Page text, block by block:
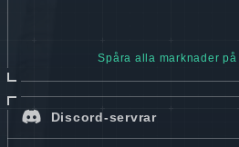
Spåra alla marknader
Discord-servrar